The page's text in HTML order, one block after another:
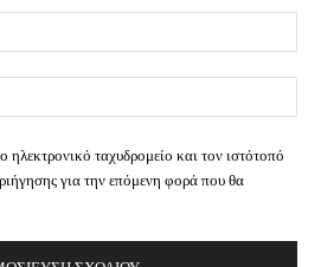
ηλεκτρονικό ταχυδρομείο και τον ιστότοπό
για την επόμενη φορά που θα